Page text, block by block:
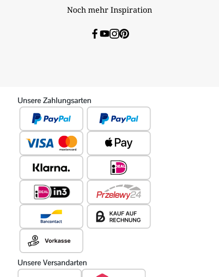
Noch mehr Inspiration
Unsere Zahlungsarten
Unsere Versandarten